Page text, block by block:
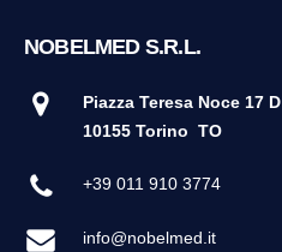
NOBELMED S.R.L.
Piazza Teresa Noce 17 D
10155 Torino TO
+39 011 910 3774
info@nobelmed.it